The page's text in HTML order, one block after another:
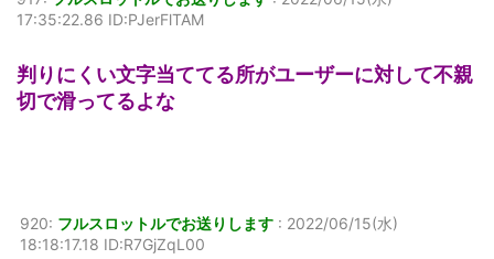
17:35:22.86 ID:PJerFlTAM
判りにくい文字当ててる所がユーザーに対して不親
切で滑ってるよな
920: フルスロットルでお送りします : 2022/06/15(水)
18:18:17.18 ID:R7GjZqL00